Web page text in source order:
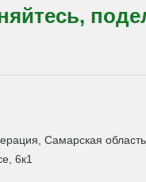
Самарская
6к1